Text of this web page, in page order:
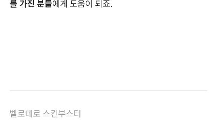
를 가진 분들에게 도움이 되죠.
벨로테로 스킨부스터